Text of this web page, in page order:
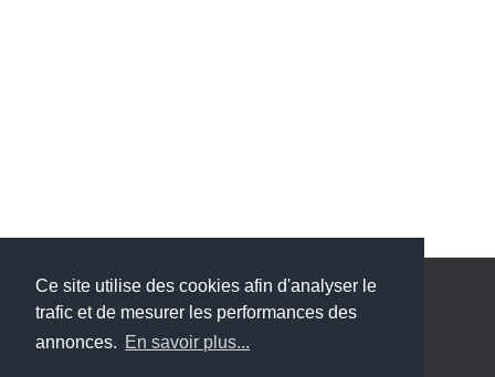
Ce site utilise des cookies afin d'analyser le
trafic et de mesurer les performances des
annonces. En savoir plus...
ACCUEIL BLOG CGV MENTIONS LÉGALES